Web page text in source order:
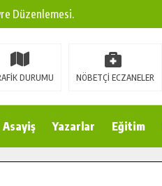
Düzenlemesi.
Katkı Sağlayacak.
Keşfetti.
DURUMU NÖBETÇİ ECZANELER
Asayiş Yazarlar Eğitim